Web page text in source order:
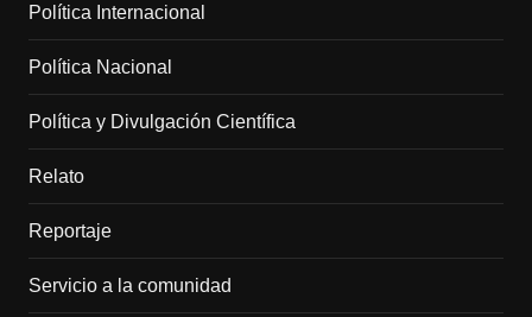
Política Internacional
Política Nacional
Política y Divulgación Científica
Relato
Reportaje
Servicio a la comunidad